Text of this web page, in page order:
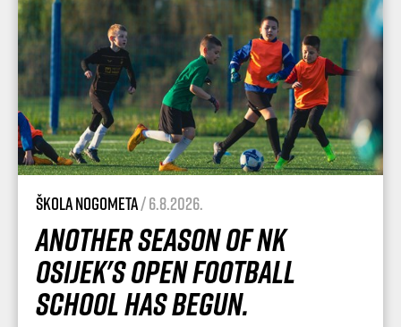
Škola nogometa/ 6.8.2026.
Another season of NK
Osijek's Open Football
School has begun.